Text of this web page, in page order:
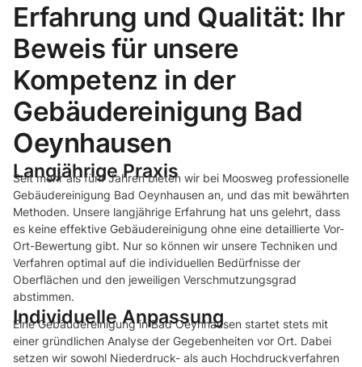
Erfahrung und Qualität: Ihr
Beweis für unsere
Kompetenz in der
Gebäudereinigung Bad
Oeynhausen
Langjährige Praxis
Seit mehr als fünf Jahren bieten wir bei Moosweg professionelle
Gebäudereinigung Bad Oeynhausen an, und das mit bewährten
Methoden. Unsere langjährige Erfahrung hat uns gelehrt, dass
es keine effektive Gebäudereinigung ohne eine detaillierte Vor-
Ort-Bewertung gibt. Nur so können wir unsere Techniken und
Verfahren optimal auf die individuellen Bedürfnisse der
Oberflächen und den jeweiligen Verschmutzungsgrad
abstimmen.
Individuelle Anpassung
Eine Gebäudereinigung in Bad Oeynhausen startet stets mit
einer gründlichen Analyse der Gegebenheiten vor Ort. Dabei
setzen wir sowohl Niederdruck- als auch Hochdruckverfahren